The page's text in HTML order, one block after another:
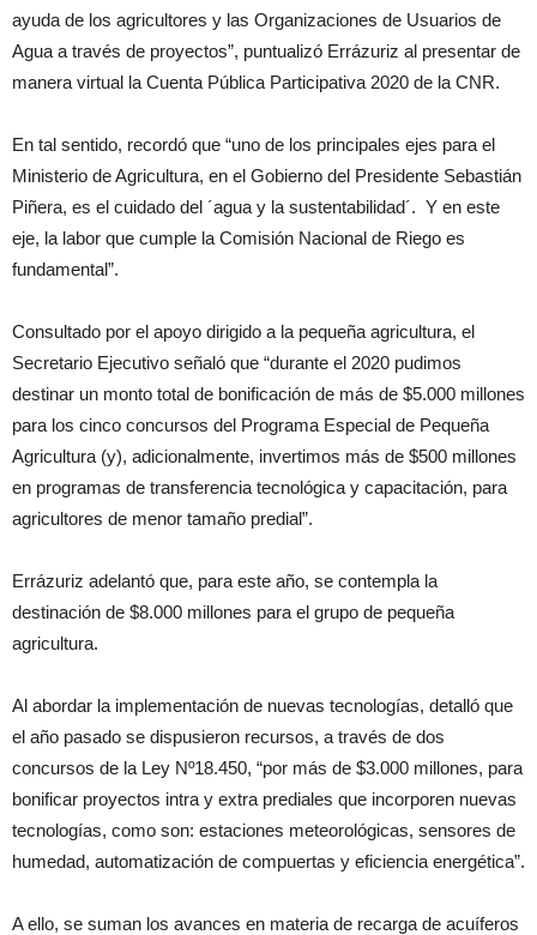
ayuda de los agricultores y las Organizaciones de Usuarios de
Agua a través de proyectos”, puntualizó Errázuriz al presentar de
manera virtual la Cuenta Pública Participativa 2020 de la CNR.
En tal sentido, recordó que “uno de los principales ejes para el
Ministerio de Agricultura, en el Gobierno del Presidente Sebastián
Piñera, es el cuidado del ´agua y la sustentabilidad´. Y en este
eje, la labor que cumple la Comisión Nacional de Riego es
fundamental”.
Consultado por el apoyo dirigido a la pequeña agricultura, el
Secretario Ejecutivo señaló que “durante el 2020 pudimos
destinar un monto total de bonificación de más de $5.000 millones
para los cinco concursos del Programa Especial de Pequeña
Agricultura (y), adicionalmente, invertimos más de $500 millones
en programas de transferencia tecnológica y capacitación, para
agricultores de menor tamaño predial”.
Errázuriz adelantó que, para este año, se contempla la
destinación de $8.000 millones para el grupo de pequeña
agricultura.
Al abordar la implementación de nuevas tecnologías, detalló que
el año pasado se dispusieron recursos, a través de dos
concursos de la Ley Nº18.450, “por más de $3.000 millones, para
bonificar proyectos intra y extra prediales que incorporen nuevas
tecnologías, como son: estaciones meteorológicas, sensores de
humedad, automatización de compuertas y eficiencia energética”.
A ello, se suman los avances en materia de recarga de acuíferos